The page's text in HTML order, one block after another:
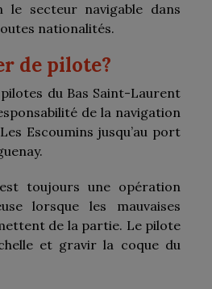
secteur navigable dans
nationalités.
de pilote?
du Bas Saint-Laurent
de la navigation
Escoumins jusqu’au port
toujours une opération
lorsque les mauvaises
de la partie. Le pilote
et gravir la coque du